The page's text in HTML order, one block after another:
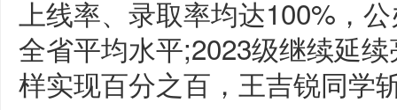
上线率、录取率均达100%，
全省平均水平;2023级继续延
样实现百分之百，王吉锐同学